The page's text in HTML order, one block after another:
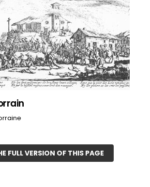
FULL VERSION OF THIS PAGE